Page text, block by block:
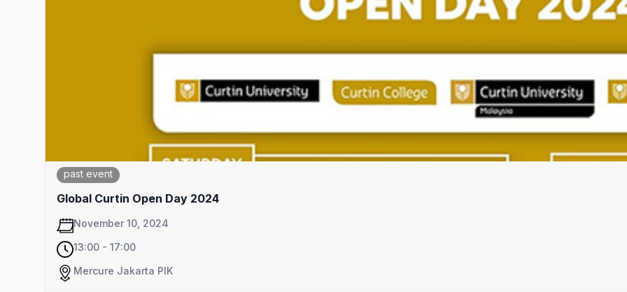
past event
Global Curtin Open Day 2024
November 10, 2024
13:00 - 17:00
Mercure Jakarta PIK